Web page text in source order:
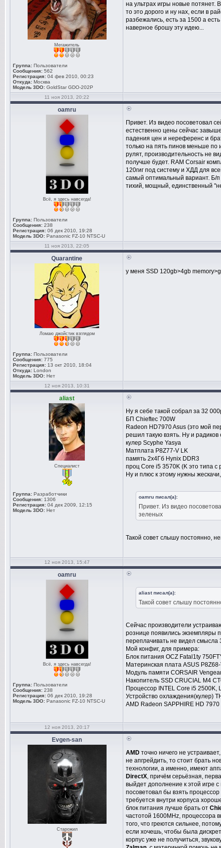
Мегажитель
Группа: Пользователи
Сообщения: 562
Регистрация: 04 фев 2010, 00:23
Откуда: Москва
Модель 3DO: GoldStar GDO-202P
на ультрах игры новые потянет.
то это дорого и ну нах, если в
разбежались, есть за 1500 а
наверное брошу эту идею...
11 ноя 2013, 20:22
oamru
Всё, я здесь навсегда!
Группа: Пользователи
Сообщения: 238
Регистрация: 06 дек 2010, 19:28
Модель 3DO: Panasonic FZ-10 NTSC-U
Привет. Из видео посоветовал
естественно цены сейчас
падения цен и нереференс и
только на пять пинов меньше
рулят, производительность не
получше будет. RAM Corsair
120гиг под систему и ХДД для
самый оптимальный вариант. Б/
тихий, мощный, единственный
11 ноя 2013, 22:05
Quarantine
Ломаю джойстик взглядом
Группа: Пользователи
Сообщения: 775
Регистрация: 13 окт 2010, 18:04
Откуда: London
Модель 3DO: Нет
у меня SSD 120gb>4gb
12 ноя 2013, 10:31
aliast
Специалист
Группа: Разработчики
Сообщения: 1306
Регистрация: 04 дек 2009, 12:15
Модель 3DO: Нет
Ну я себе такой собрал за 32
БП Chieftec 700W
Radeon HD7970 Asus (это мой
решил такую взять. Ну и радиков
кулер Scyphe Yasya
Матплата P8Z77-V LK
память 2x4Гб Hynix DDR3
проц Core i5 3570K (K это типа
Ну и плюс к этому нужны
oamru писал(а):
Привет. Из видео
зеленых
Такой совет слышу постоянно,
12 ноя 2013, 15:47
oamru
Всё, я здесь навсегда!
Группа: Пользователи
Сообщения: 238
Регистрация: 06 дек 2010, 19:28
Модель 3DO: Panasonic FZ-10 NTSC-U
aliast писал(а):
Такой совет слышу
Сейчас производители
рознице появились экземпляры
переплачивать не видел смысла
Мой конфиг, для примера:
Блок питания OCZ Fatal1ty
Материнская плата ASUS
Модуль памяти CORSAIR
Накопитель SSD CRUCIAL M4
Процессор INTEL Core i5 2500K,
Устройство охлаждения(кулер)
AMD Radeon SAPPHIRE HD
12 ноя 2013, 20:17
Evgen-san
Старожил
AMD точно ничего не
не апгрейдить, то стоит брать
технологии, а именно, имеют
DirectX, причём серьёзная,
выйдет дополнение к этой игре
посоветовал бы взять процессор
требуется внутри корпуса
блок питания лучше брать от
частотой 1600MHz, процессора
того, что греются сильнее,
если хочешь, чтобы была
корпус уже не получиться,